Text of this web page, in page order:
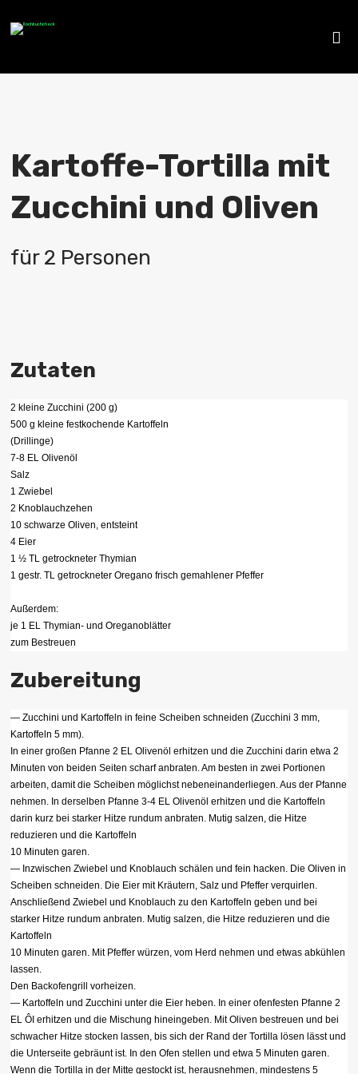
Kartoffe-Tortilla mit
Zucchini und Oliven
für 2 Personen
Zutaten
2 kleine Zucchini (200 g)
500 g kleine festkochende Kartoffeln
(Drillinge)
7-8 EL Olivenöl
Salz
1 Zwiebel
2 Knoblauchzehen
10 schwarze Oliven, entsteint
4 Eier
1 ½ TL getrockneter Thymian
1 gestr. TL getrockneter Oregano frisch gemahlener Pfeffer
Außerdem:
je 1 EL Thymian- und Oreganoblätter
zum Bestreuen
Zubereitung
— Zucchini und Kartoffeln in feine Scheiben schneiden (Zucchini 3 mm,
Kartoffeln 5 mm).
In einer großen Pfanne 2 EL Olivenöl erhitzen und die Zucchini darin etwa 2
Minuten von beiden Seiten scharf anbraten. Am besten in zwei Portionen
arbeiten, damit die Scheiben möglichst nebeneinanderliegen. Aus der Pfanne
nehmen. In derselben Pfanne 3-4 EL Olivenöl erhitzen und die Kartoffeln
darin kurz bei starker Hitze rundum anbraten. Mutig salzen, die Hitze
reduzieren und die Kartoffeln
10 Minuten garen.
— Inzwischen Zwiebel und Knoblauch schälen und fein hacken. Die Oliven in
Scheiben schneiden. Die Eier mit Kräutern, Salz und Pfeffer verquirlen.
Anschließend Zwiebel und Knoblauch zu den Kartoffeln geben und bei
starker Hitze rundum anbraten. Mutig salzen, die Hitze reduzieren und die
Kartoffeln
10 Minuten garen. Mit Pfeffer würzen, vom Herd nehmen und etwas abkühlen
lassen.
Den Backofengrill vorheizen.
— Kartoffeln und Zucchini unter die Eier heben. In einer ofenfesten Pfanne 2
EL ÔI erhitzen und die Mischung hineingeben. Mit Oliven bestreuen und bei
schwacher Hitze stocken lassen, bis sich der Rand der Tortilla lösen lässt und
die Unterseite gebräunt ist. In den Ofen stellen und etwa 5 Minuten garen.
Wenn die Tortilla in der Mitte gestockt ist, herausnehmen, mindestens 5